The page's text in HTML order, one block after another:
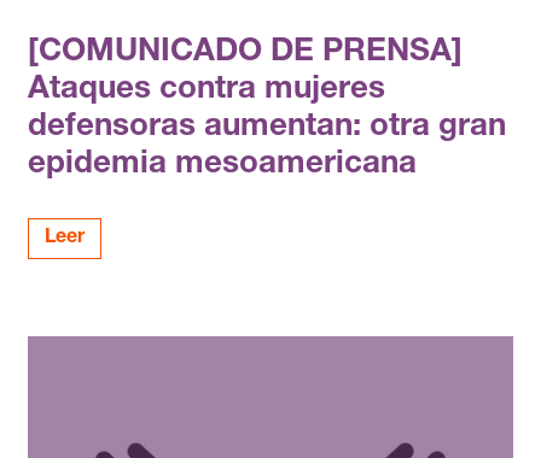
[COMUNICADO DE PRENSA]
Ataques contra mujeres
defensoras aumentan: otra gran
epidemia mesoamericana
Leer